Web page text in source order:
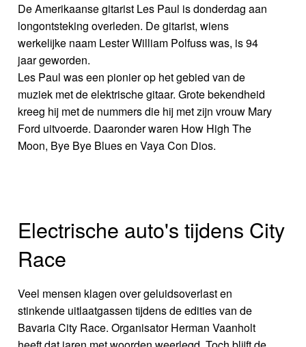
De Amerikaanse gitarist Les Paul is donderdag aan
longontsteking overleden. De gitarist, wiens
werkelijke naam Lester William Polfuss was, is 94
jaar geworden.
Les Paul was een pionier op het gebied van de
muziek met de elektrische gitaar. Grote bekendheid
kreeg hij met de nummers die hij met zijn vrouw Mary
Ford uitvoerde. Daaronder waren How High The
Moon, Bye Bye Blues en Vaya Con Dios.
Electrische auto's tijdens City
Race
Veel mensen klagen over geluidsoverlast en
stinkende uitlaatgassen tijdens de edities van de
Bavaria City Race. Organisator Herman Vaanholt